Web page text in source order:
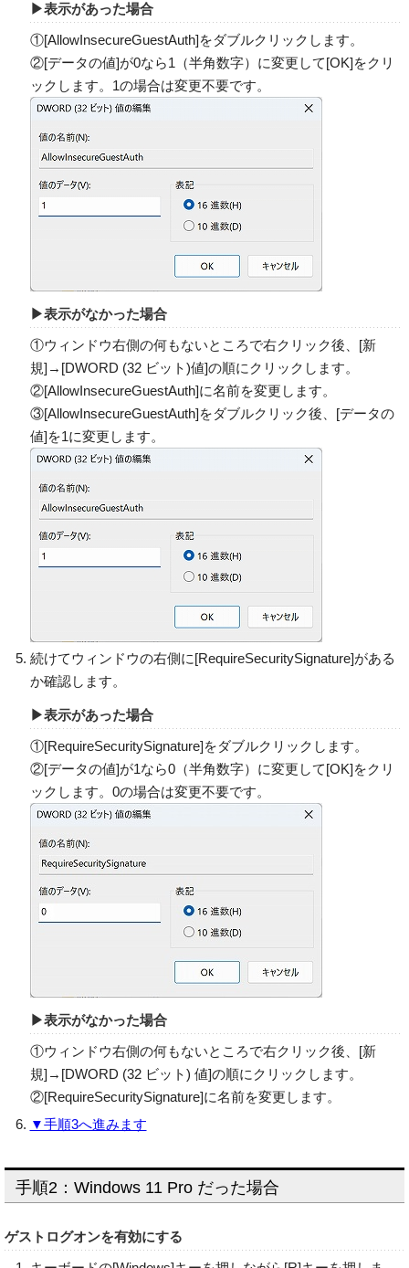
▶表示があった場合
①[AllowInsecureGuestAuth]をダブルクリックします。
②[データの値]が0なら1（半角数字）に変更して[OK]をクリ
ックします。1の場合は変更不要です。
▶表示がなかった場合
①ウィンドウ右側の何もないところで右クリック後、[新
規]→[DWORD (32 ビット)値]の順にクリックします。
②[AllowInsecureGuestAuth]に名前を変更します。
③[AllowInsecureGuestAuth]をダブルクリック後、[データの
値]を1に変更します。
続けてウィンドウの右側に[RequireSecuritySignature]がある
か確認します。
▶表示があった場合
①[RequireSecuritySignature]をダブルクリックします。
②[データの値]が1なら0（半角数字）に変更して[OK]をクリ
ックします。0の場合は変更不要です。
▶表示がなかった場合
①ウィンドウ右側の何もないところで右クリック後、[新
規]→[DWORD (32 ビット) 値]の順にクリックします。
②[RequireSecuritySignature]に名前を変更します。
▼手順3へ進みます
手順2：Windows 11 Pro だった場合
ゲストログオンを有効にする